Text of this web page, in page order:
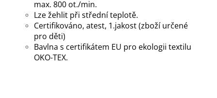
max. 800 ot./min.
Lze žehlit při střední teplotě.
Certifikováno, atest, 1.jakost (zboží určené
pro děti)
Bavlna s certifikátem EU pro ekologii textilu
OKO-TEX.